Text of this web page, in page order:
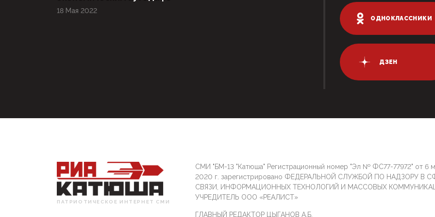
18 Мая 2022
ОДНОКЛАССНИКИ
ДЗЕН
ПАТРИОТИЧЕСКОЕ ИНТЕРНЕТ СМИ
СМИ "БМ-13 "Катюша" Регистрационный номер "Эл № ФС77-77972" от 6
2020 г. зарегистрировано ФЕДЕРАЛЬНОЙ СЛУЖБОЙ ПО НАДЗОРУ В
СВЯЗИ, ИНФОРМАЦИОННЫХ ТЕХНОЛОГИЙ И МАССОВЫХ
УЧРЕДИТЕЛЬ ООО «РЕАЛИСТ»
ГЛАВНЫЙ РЕДАКТОР ЦЫГАНОВ А.Б.